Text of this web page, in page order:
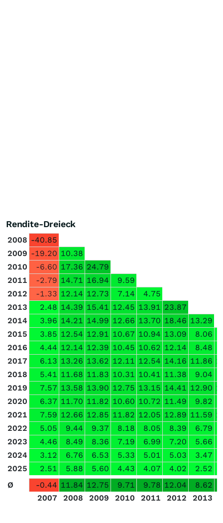
Rendite-Dreieck
2008 -40.85
2009 -19.20 10.38
2010
-6.60 17.36 24.79
2011
-2.79 14.71 16.94
9.59
2012
-1.33 12.14 12.73 7.14
4.75
2013
2.48 14.39 15.41 12.45 13.91 23.87
2014
3.96 14.21 14.99 12.66 13.70 18.46 13.29
2015
3.85 12.54 12.91 10.67 10.94 13.09 8.06
2016
4.44 12.14 12.39 10.45 10.62 12.14 8.48
2017
6.13 13.26 13.62 12.11 12.54 14.16 11.86
2018
5.41 11.68 11.83 10.31 10.41 11.38 9.04
2019
7.57 13.58 13.90 12.75 13.15 14.41 12.90
2020
6.37 11.70 11.82 10.60 10.72 11.49 9.82
2021
7.59 12.66 12.85 11.82 12.05 12.89 11.59
2022
5.05 9.44 9.37 8.18 8.05 8.39 6.79
2023
4.46 8.49 8.36 7.19 6.99 7.20 5.66
2024
3.12 6.76 6.53 5.33 5.01 5.03 3.47
2025
2.51 5.88 5.60 4.43 4.07 4.02 2.52
Ø
-0.44 11.84 12.75 9.71 9.78 12.04 8.62
2007
2008 2009 2010 2011 2012 2013